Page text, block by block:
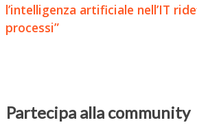
l’intelligenza artificiale nell’IT
processi”
Partecipa alla community